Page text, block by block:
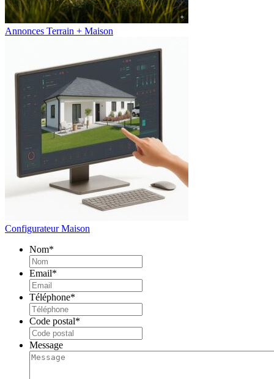
Annonces Terrain + Maison
Configurateur Maison
Nom*
Email*
Téléphone*
Code postal*
Message